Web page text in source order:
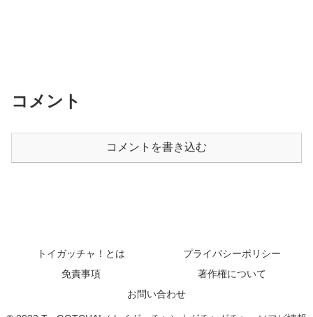
コメント
コメントを書き込む
トイガッチャ！とは
プライバシーポリシー
免責事項
著作権について
お問い合わせ